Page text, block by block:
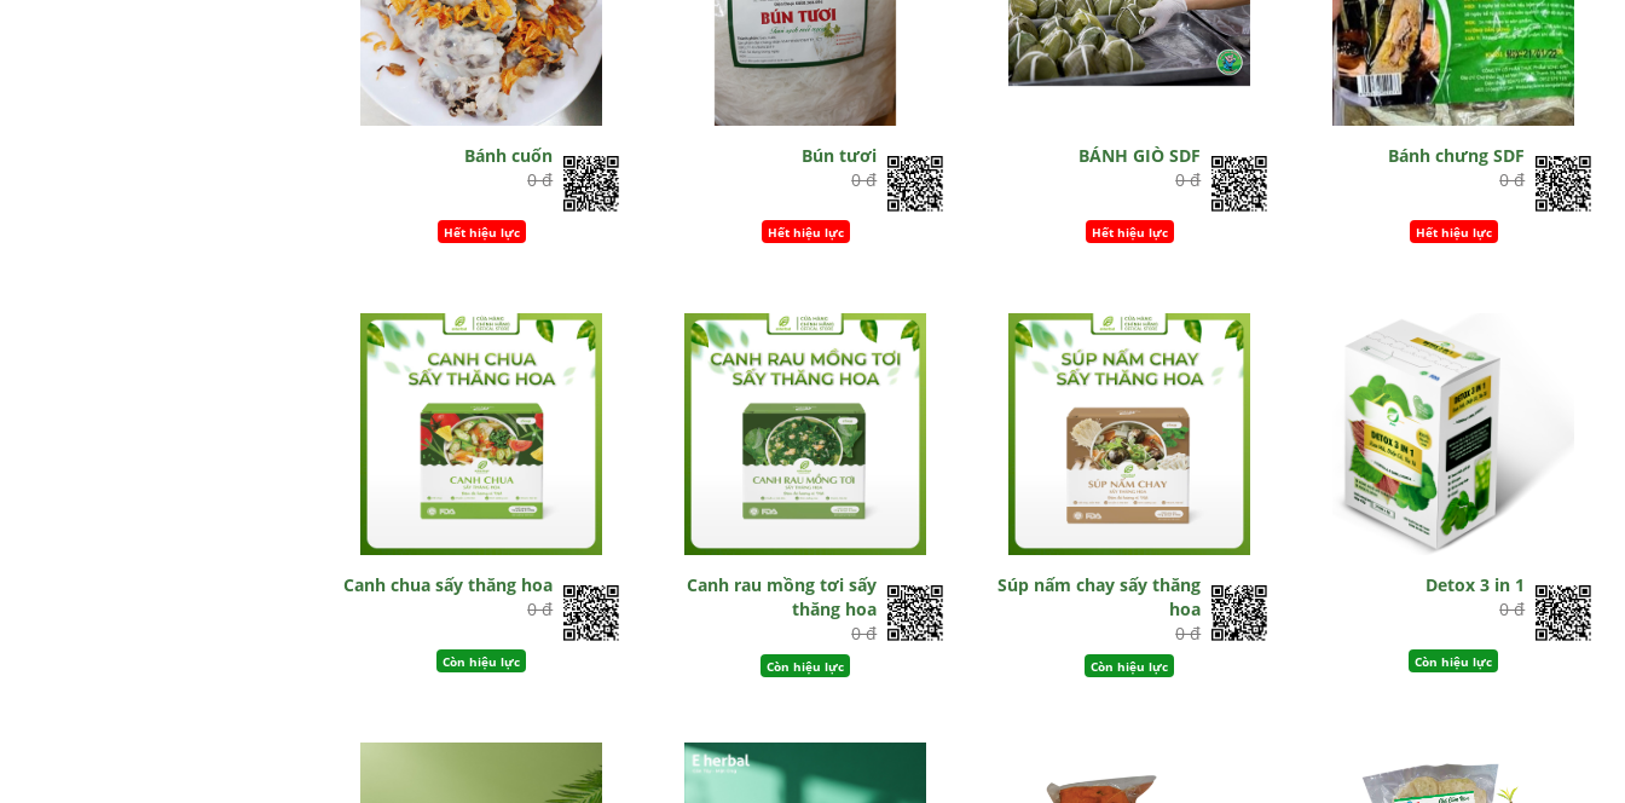
Bánh cuốn
0 đ
Hết hiệu lực
Bún tươi
0 đ
Hết hiệu lực
BÁNH GIÒ SDF
0 đ
Hết hiệu lực
Bánh chưng SDF
0 đ
Hết hiệu lực
Canh chua sấy thăng hoa
0 đ
Còn hiệu lực
Canh rau mồng tơi sấy
thăng hoa
0 đ
Còn hiệu lực
Súp nấm chay sấy thăng
hoa
0 đ
Còn hiệu lực
Detox 3 in 1
0 đ
Còn hiệu lực